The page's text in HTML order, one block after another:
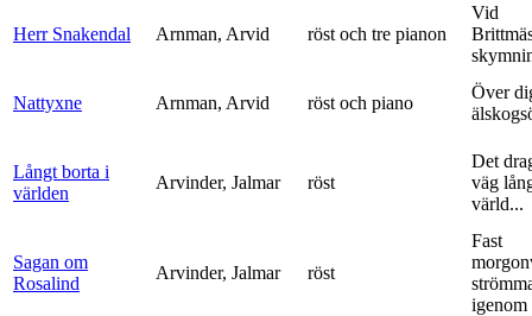
Herr Snakendal Arnman, Arvid röst och tre pianon
Vid
Nattyxne Arnman, Arvid röst och piano
Över
Långt borta i
världen
Arvinder, Jalmar röst
Det
väg
värld...
Sagan om
Rosalind
Arvinder, Jalmar röst
Fast
igenom